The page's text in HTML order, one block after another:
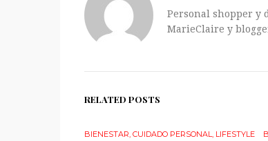
Personal shopper y
MarieClaire y
RELATED POSTS
BIENESTAR, CUIDADO PERSONAL, LIFESTYLE